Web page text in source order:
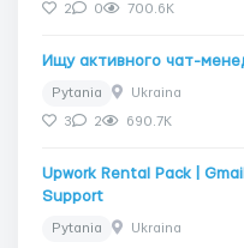
2 0 700.6K
Ищу активного чат-
Pytania Ukraina
3 2 690.7K
Upwork Rental Pack |
Support
Pytania Ukraina